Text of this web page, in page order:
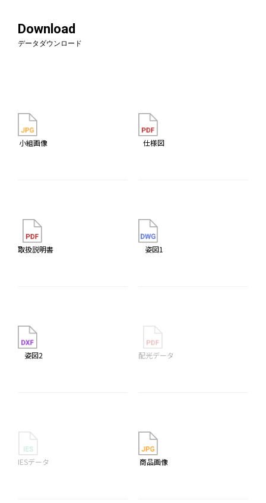
Download
データダウンロード
小組画像 仕様図
取扱説明書 姿図1
姿図2 配光データ
IESデータ 商品画像